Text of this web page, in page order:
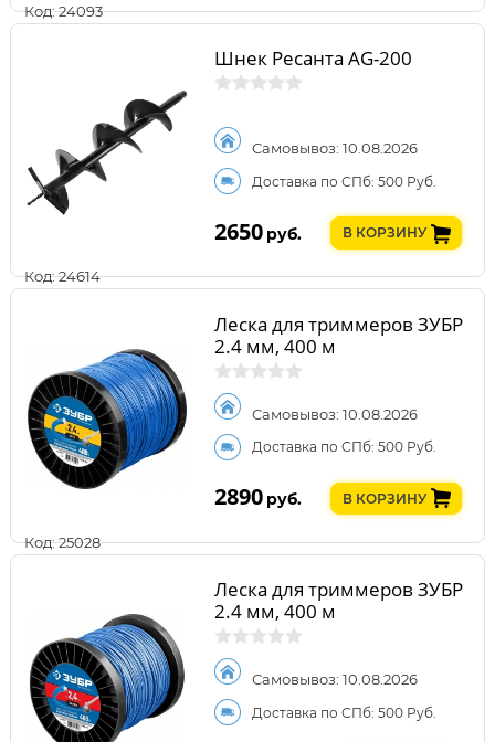
Код: 24093
Код: 24614
Шнек Ресанта AG-200
Самовывоз: 10.08.2026
Доставка по СПб: 500 Руб.
2650 руб. В КОРЗИНУ
Код: 25028
Леска для триммеров ЗУБР
2.4 мм, 400 м
Самовывоз: 10.08.2026
Доставка по СПб: 500 Руб.
2890 руб. В КОРЗИНУ
Леска для триммеров ЗУБР
2.4 мм, 400 м
Самовывоз: 10.08.2026
Доставка по СПб: 500 Руб.